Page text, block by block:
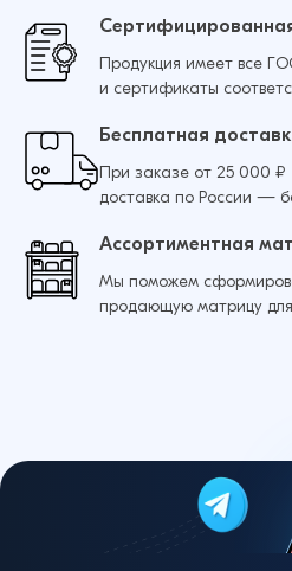
Продукция имеет все
и сертификаты
Бесплатная
При заказе от 25 000 ₽
доставка по России —
Ассортиментная
Мы поможем
продающую матрицу